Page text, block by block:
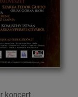
koncert